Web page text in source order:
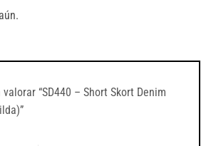
“SD440 – Short Skort Denim